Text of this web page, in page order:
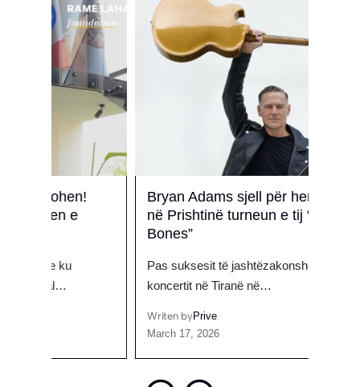
Bryan Adams sjell për herë të parë
në Prishtinë turneun e tij “Bare
Pas suksesit të jashtëzakonshëm të
koncertit në Tiranë në…